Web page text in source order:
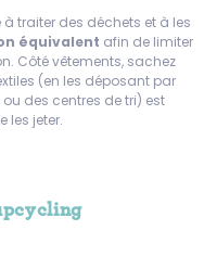
traiter des déchets et à les
équivalent afin de limiter
Côté vêtements, sachez
(en les déposant par
des centres de tri) est
les jeter.